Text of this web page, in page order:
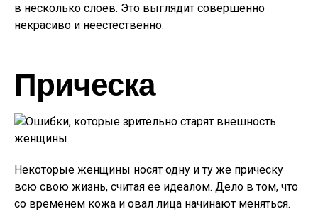
в несколько слоев. Это выглядит совершенно
некрасиво и неестественно.
Прическа
Некоторые женщины носят одну и ту же прическу
всю свою жизнь, считая ее идеалом. Дело в том, что
со временем кожа и овал лица начинают меняться.